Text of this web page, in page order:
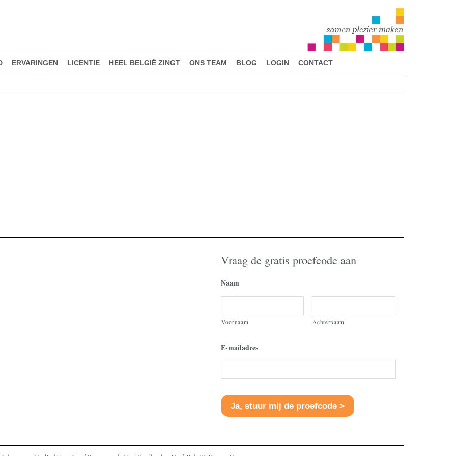
ERVARINGEN LICENTIE HEEL BELGIË ZINGT ONS TEAM BLOG LOGIN CONTACT
Vraag de gratis proefcode aan
Naam
Voornaam Achternaam
E-mailadres